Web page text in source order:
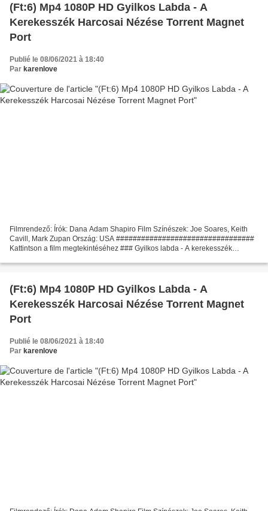
(Ft:6) Mp4 1080P HD Gyilkos Labda - A
Kerekesszék Harcosai Nézése Torrent Magnet
Port
Publié le 08/06/2021 à 18:40
Par karenlove
Filmrendező: Írók: Dana Adam Shapiro Film Színészek: Joe Soares, Keith
Cavill, Mark Zupan Ország: USA #################################
Kattintson a film megtekintéséhez ### Gyilkos labda - A kerekesszék
(Ft:6) Mp4 1080P HD Gyilkos Labda - A
Kerekesszék Harcosai Nézése Torrent Magnet
Port
Publié le 08/06/2021 à 18:40
Par karenlove